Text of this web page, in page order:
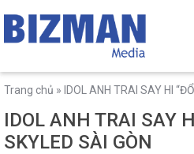
Trang chủ » IDOL ANH TRAI SAY HI
IDOL ANH TRAI SAY
SKYLED SÀI GÒN